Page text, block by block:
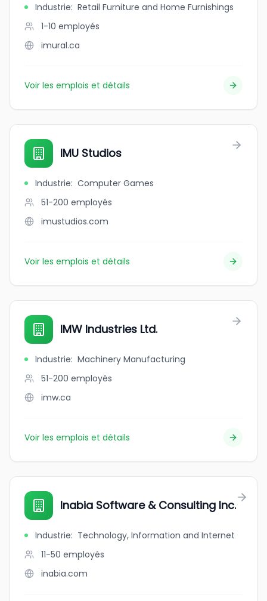
Industrie: Retail Furniture and Home Furnishings
1-10 employés
imural.ca
Voir les emplois et détails
IMU Studios
Industrie: Computer Games
51-200 employés
imustudios.com
Voir les emplois et détails
IMW Industries Ltd.
Industrie: Machinery Manufacturing
51-200 employés
imw.ca
Voir les emplois et détails
Inabia Software & Consulting Inc.
Industrie: Technology, Information and Internet
11-50 employés
inabia.com